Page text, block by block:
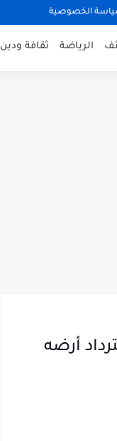
الخصوصية
الرياضة ثقافة ودين
أرضه